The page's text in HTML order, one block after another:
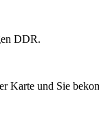
DDR.
und Sie